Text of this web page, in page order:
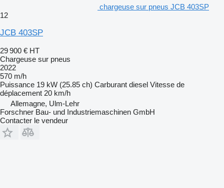
chargeuse sur pneus JCB 403SP
12
JCB 403SP
29 900 € HT
Chargeuse sur pneus
2022
570 m/h
Puissance 19 kW (25.85 ch) Carburant diesel Vitesse de
déplacement 20 km/h
Allemagne, Ulm-Lehr
Forschner Bau- und Industriemaschinen GmbH
Contacter le vendeur